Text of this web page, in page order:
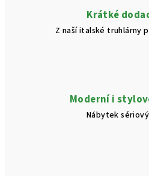
Krátké
Z naší italské truhlárny
Moderní i
Nábytek